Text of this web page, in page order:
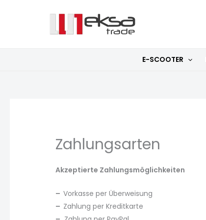
E-SCOOTER
Zahlungsarten
Akzeptierte Zahlungsmöglichkeiten
–Vorkasse per Überweisung
– Zahlung per Kreditkarte